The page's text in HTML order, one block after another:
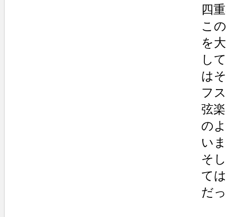
四
こ
を
し
は
フ
弦
の
い
そ
て
だ